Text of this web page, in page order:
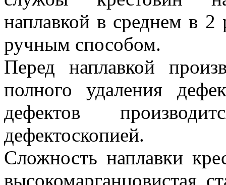
наплавкой в среднем в 2
ручным способом.
Перед наплавкой
полного удаления
дефектов
дефектоскопией.
Сложность наплавки
высокомарганцовистая